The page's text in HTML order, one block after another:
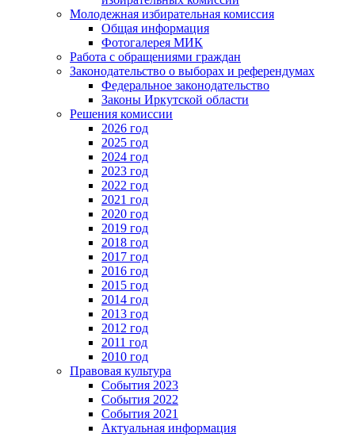
Молодежная избирательная комиссия
Общая информация
Фотогалерея МИК
Работа с обращениями граждан
Законодательство о выборах и референдумах
Федеральное законодательство
Законы Иркутской области
Решения комиссии
2026 год
2025 год
2024 год
2023 год
2022 год
2021 год
2020 год
2019 год
2018 год
2017 год
2016 год
2015 год
2014 год
2013 год
2012 год
2011 год
2010 год
Правовая культура
События 2023
События 2022
События 2021
Актуальная информация